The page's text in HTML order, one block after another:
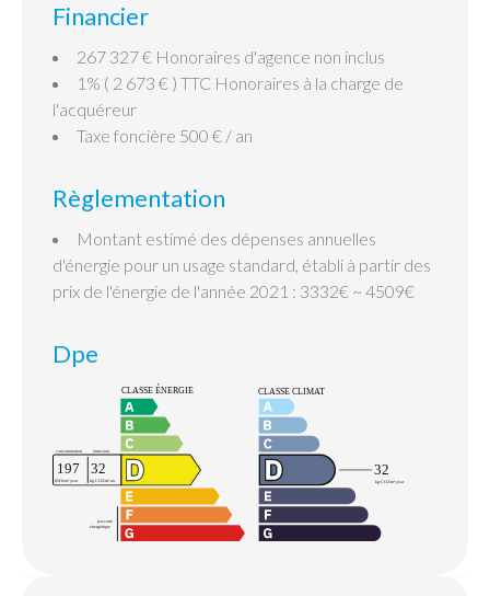
Financier
267 327 € Honoraires d'agence non inclus
1% ( 2 673 € ) TTC Honoraires à la charge de
l'acquéreur
Taxe foncière 500 € / an
Règlementation
Montant estimé des dépenses annuelles
d'énergie pour un usage standard, établi à partir des
prix de l'énergie de l'année 2021 : 3332€ ~ 4509€
Dpe